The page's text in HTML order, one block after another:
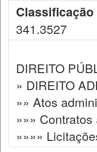
Classificação
341.3527
DIREITO
» DIREITO
»» Atos
»»»
»»»»